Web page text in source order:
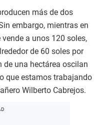
más de dos
embargo, mientras en
a unos 120 soles,
de 60 soles por
de una hectárea oscilan
que estamos trabajando
Wilberto Cabrejos.